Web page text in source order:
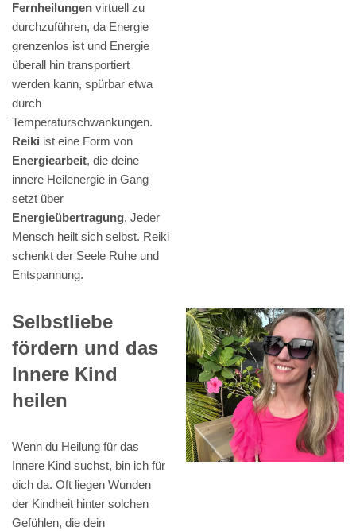
Fernheilungen virtuell zu
durchzuführen, da Energie
grenzenlos ist und Energie
überall hin transportiert
werden kann, spürbar etwa
durch
Temperaturschwankungen.
Reiki ist eine Form von
Energiearbeit, die deine
innere Heilenergie in Gang
setzt über
Energieübertragung. Jeder
Mensch heilt sich selbst. Reiki
schenkt der Seele Ruhe und
Entspannung.
Selbstliebe
fördern und das
Innere Kind
heilen
Wenn du Heilung für das
Innere Kind suchst, bin ich für
dich da. Oft liegen Wunden
der Kindheit hinter solchen
Gefühlen, die dein